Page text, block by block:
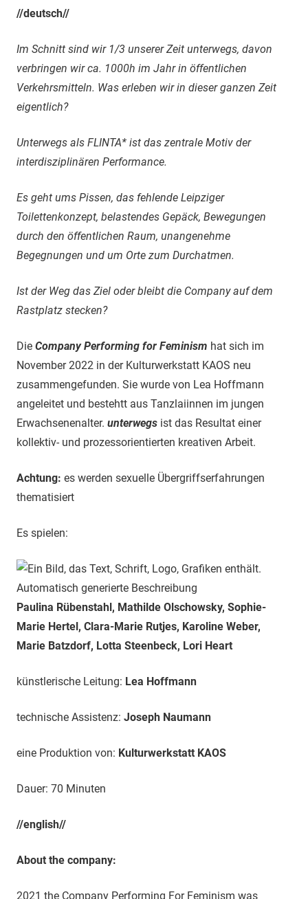
//deutsch//
Im Schnitt sind wir 1/3 unserer Zeit unterwegs, davon
verbringen wir ca. 1000h im Jahr in öffentlichen
Verkehrsmitteln. Was erleben wir in dieser ganzen Zeit
eigentlich?
Unterwegs als FLINTA* ist das zentrale Motiv der
interdisziplinären Performance.
Es geht ums Pissen, das fehlende Leipziger
Toilettenkonzept, belastendes Gepäck, Bewegungen
durch den öffentlichen Raum, unangenehme
Begegnungen und um Orte zum Durchatmen.
Ist der Weg das Ziel oder bleibt die Company auf dem
Rastplatz stecken?
Die Company Performing for Feminism hat sich im
November 2022 in der Kulturwerkstatt KAOS neu
zusammengefunden. Sie wurde von Lea Hoffmann
angeleitet und bestehtt aus Tanzlaiinnen im jungen
Erwachsenenalter. unterwegs ist das Resultat einer
kollektiv- und prozessorientierten kreativen Arbeit.
Achtung: es werden sexuelle Übergriffserfahrungen
thematisiert
Es spielen:
Paulina Rübenstahl, Mathilde Olschowsky, Sophie-
Marie Hertel, Clara-Marie Rutjes, Karoline Weber,
Marie Batzdorf, Lotta Steenbeck, Lori Heart
künstlerische Leitung: Lea Hoffmann
technische Assistenz: Joseph Naumann
eine Produktion von: Kulturwerkstatt KAOS
Dauer: 70 Minuten
//english//
About the company:
2021 the Company Performing For Feminism was